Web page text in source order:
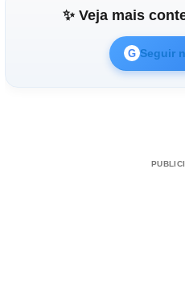
✨ Veja mais
G Seguir